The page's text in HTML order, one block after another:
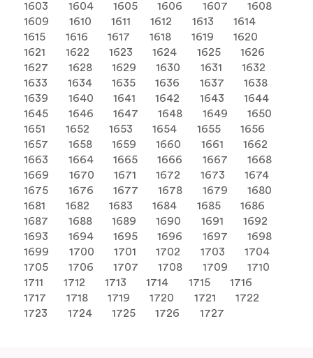
1603
1604 1605 1606 1607
1608
1609
1610 1611 1612 1613
1614
1615
1616 1617 1618 1619
1620
1621
1622 1623 1624 1625
1626
1627
1628 1629 1630 1631
1632
1633
1634 1635 1636 1637
1638
1639
1640 1641 1642 1643
1644
1645
1646 1647 1648 1649
1650
1651
1652 1653 1654 1655
1656
1657
1658 1659 1660 1661
1662
1663
1664 1665 1666 1667
1668
1669
1670 1671 1672 1673
1674
1675
1676 1677 1678 1679
1680
1681
1682 1683 1684 1685
1686
1687
1688 1689 1690 1691
1692
1693
1694 1695 1696 1697
1698
1699
1700 1701 1702 1703
1704
1705
1706 1707 1708 1709
1710
1711
1712 1713 1714 1715
1716
1717
1718 1719 1720 1721
1722
1723
1724 1725 1726 1727